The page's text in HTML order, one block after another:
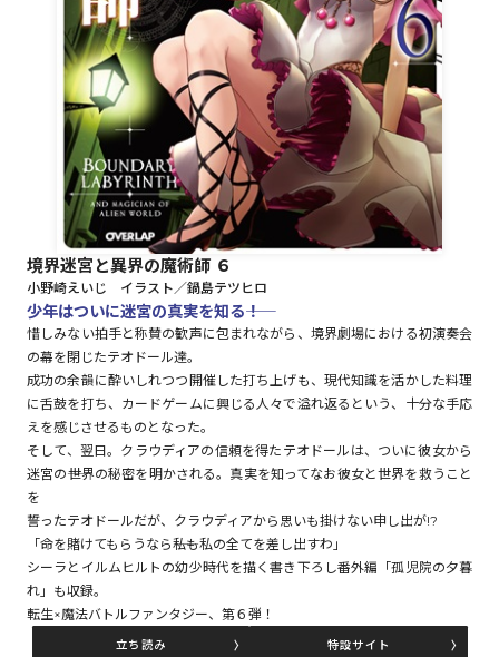
ロサージュノベルス
コミックガルド
コミッククリエ
リキューレ
コミックパルフェ
コミックエッセイ
境界迷宮と異界の魔術師 ６
小野崎えいじ イラスト／鍋島テツヒロ
少年はついに迷宮の真実を知る――！
惜しみない拍手と称賛の歓声に包まれながら、境界劇場における初演奏会
の幕を閉じたテオドール達。
成功の余韻に酔いしれつつ開催した打ち上げも、現代知識を活かした料理
に舌鼓を打ち、カードゲームに興じる人々で溢れ返るという、十分な手応
えを感じさせるものとなった。
そして、翌日。クラウディアの信頼を得たテオドールは、ついに彼女から
迷宮の――世界の秘密を明かされる。真実を知ってなお彼女と世界を救うこと
を
誓ったテオドールだが、クラウディアから思いも掛けない申し出が!?
「命を賭けてもらうなら――私も私の全てを差し出すわ」
シーラとイルムヒルトの幼少時代を描く書き下ろし番外編「孤児院の夕暮
れ」も収録。
転生×魔法バトルファンタジー、第６弾！
立ち読み 特設サイト